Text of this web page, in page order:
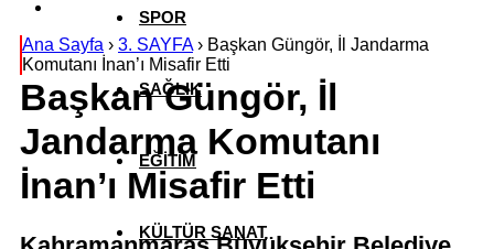
SPOR
SAĞLIK
EĞİTİM
KÜLTÜR SANAT
Ana Sayfa › 3. SAYFA› Başkan Güngör, İl Jandarma
Komutanı İnan’ı Misafir Etti
Başkan Güngör, İl
Jandarma Komutanı
İnan’ı Misafir Etti